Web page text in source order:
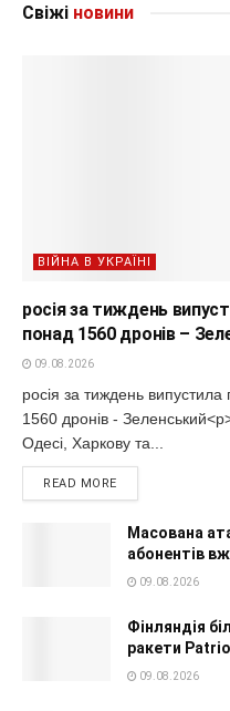
Свіжі новини
ВІЙНА В УКРАЇНІ
росія за тиждень
понад 1560 дронів –
09.08.2026
росія за тиждень випустила
1560 дронів -
Одесі, Харкову та...
READ MORE
Масована
абонентів
09.08.2026
Фінляндія
ракети
09.08.2026